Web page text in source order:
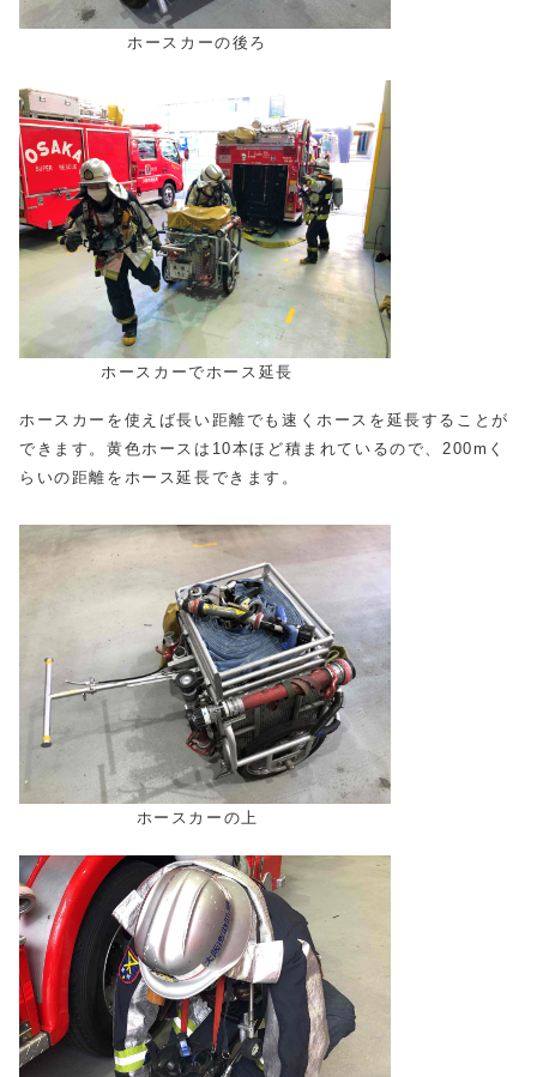
ホースカーの後ろ
ホースカーでホース延長
ホースカーを使えば長い距離でも速くホースを延長することが
できます。黄色ホースは10本ほど積まれているので、200mく
らいの距離をホース延長できます。
ホースカーの上